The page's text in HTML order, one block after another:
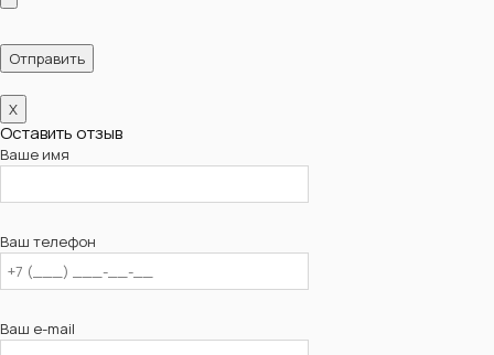
X
Оставить отзыв
Ваше имя
Ваш телефон
Ваш e-mail